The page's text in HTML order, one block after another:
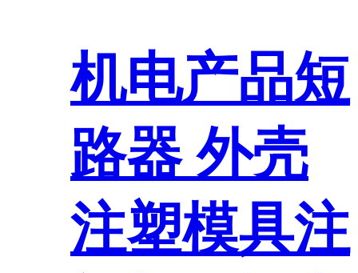
机电产品短
路器 外壳
注塑模具注